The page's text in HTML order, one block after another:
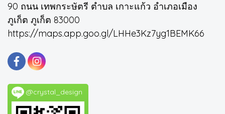
90 ถนน เทพกระษัตรี ตำบล เกาะแก้ว อำเภอเมือง
ภูเก็ต ภูเก็ต 83000
https://maps.app.goo.gl/LHHe3Kz7yg1BEMK66
@crystal_design